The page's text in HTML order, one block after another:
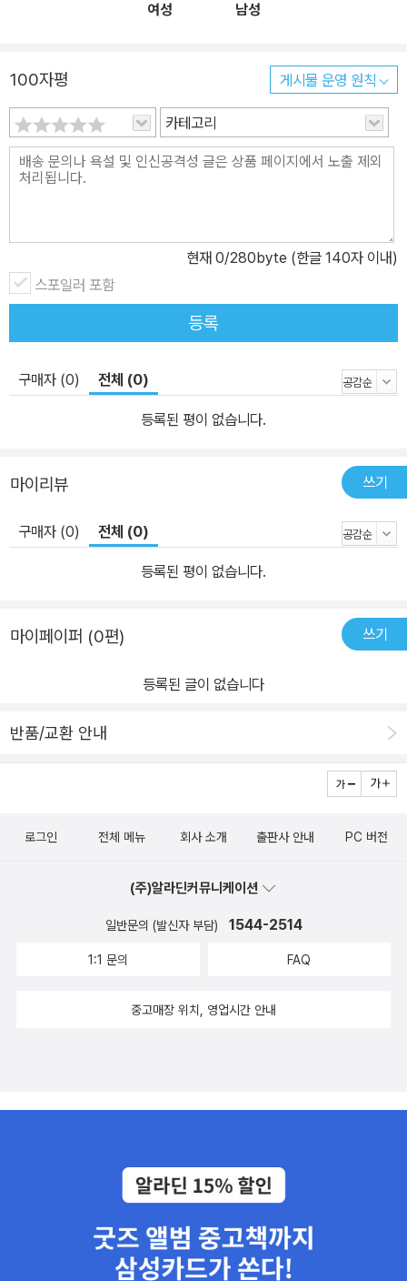
여성
남성
100자평 게시물 운영 원칙
카테고리
현재 0/280byte (한글 140자 이내)
스포일러 포함
등록
구매자 (0) 전체 (0)
등록된 평이 없습니다.
마이리뷰 쓰기
구매자 (0) 전체 (0)
등록된 평이 없습니다.
마이페이퍼 (0편) 쓰기
등록된 글이 없습니다
반품/교환 안내
로그인 전체 메뉴 회사 소개 출판사 안내 PC 버전
(주)알라딘커뮤니케이션
일반문의 (발신자 부담) 1544-2514
1:1 문의 FAQ
중고매장 위치, 영업시간 안내